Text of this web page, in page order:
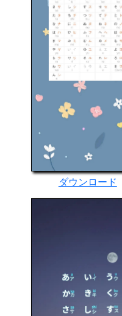
ダウンロード